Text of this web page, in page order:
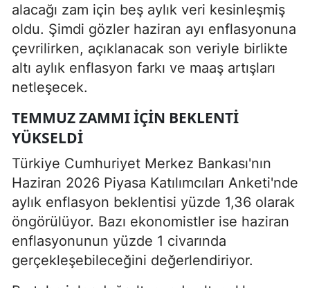
alacağı zam için beş aylık veri kesinleşmiş
oldu. Şimdi gözler haziran ayı enflasyonuna
çevrilirken, açıklanacak son veriyle birlikte
altı aylık enflasyon farkı ve maaş artışları
netleşecek.
TEMMUZ ZAMMI IÇIN BEKLENTI
YÜKSELDI
Türkiye Cumhuriyet Merkez Bankası'nın
Haziran 2026 Piyasa Katılımcıları Anketi'nde
aylık enflasyon beklentisi yüzde 1,36 olarak
öngörülüyor. Bazı ekonomistler ise haziran
enflasyonunun yüzde 1 civarında
gerçekleşebileceğini değerlendiriyor.